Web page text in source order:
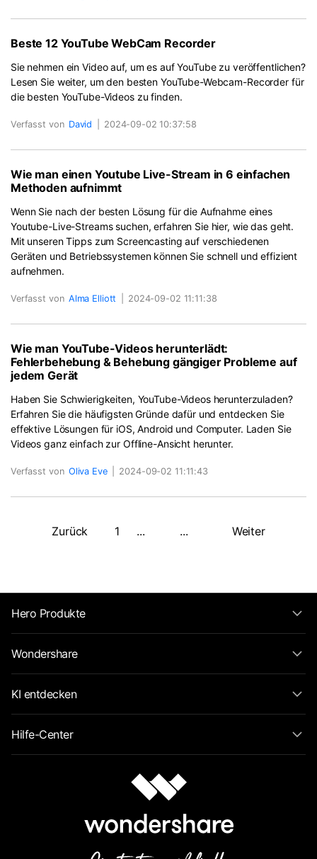
Beste 12 YouTube WebCam Recorder
Sie nehmen ein Video auf, um es auf YouTube zu veröffentlichen?
Lesen Sie weiter, um den besten YouTube-Webcam-Recorder für
die besten YouTube-Videos zu finden.
Verfasst von David 2024-09-02 10:37:58
Wie man einen Youtube Live-Stream in 6 einfachen
Methoden aufnimmt
Wenn Sie nach der besten Lösung für die Aufnahme eines
Youtube-Live-Streams suchen, erfahren Sie hier, wie das geht.
Mit unseren Tipps zum Screencasting auf verschiedenen
Geräten und Betriebssystemen können Sie schnell und effizient
aufnehmen.
Verfasst von Alma Elliott 2024-09-02 11:11:38
Wie man YouTube-Videos herunterlädt:
Fehlerbehebung & Behebung gängiger Probleme auf
jedem Gerät
Haben Sie Schwierigkeiten, YouTube-Videos herunterzuladen?
Erfahren Sie die häufigsten Gründe dafür und entdecken Sie
effektive Lösungen für iOS, Android und Computer. Laden Sie
Videos ganz einfach zur Offline-Ansicht herunter.
Verfasst von Oliva Eve 2024-09-02 11:11:43
Zurück 1 ... ... Weiter
Hero Produkte
Wondershare
KI entdecken
Hilfe-Center